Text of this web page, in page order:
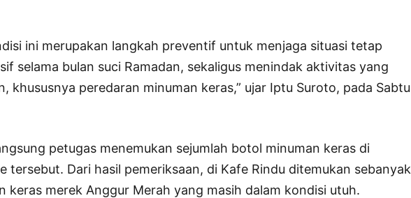
ini merupakan langkah preventif untuk menjaga situasi tetap
selama bulan suci Ramadan, sekaligus menindak aktivitas yang
khususnya peredaran minuman keras,” ujar Iptu Suroto, pada Sabtu
petugas menemukan sejumlah botol minuman keras di
tersebut. Dari hasil pemeriksaan, di Kafe Rindu ditemukan sebanyak
keras merek Anggur Merah yang masih dalam kondisi utuh.